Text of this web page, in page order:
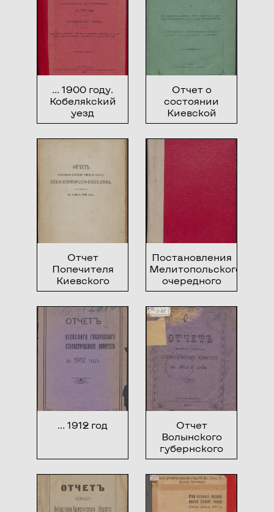
… 1900 году.
Кобелякский
уезд
Отчет о
состоянии
Киевской
первой
гимназии в
1877/78 учебном
году и Речь,
произнесенная
директором
Киевской
первой
гимназии
Андрияшевым
на
торжественном
акте той
гимназии, 24
сентября 1878
необходимости
взаимодействия
семьи и школы
в деле
воспитания и
обучения
Отчет
Попечителя
Киевского
учебного
округа, князя
Ширинского-
Шихматова,
представленный
в ноябре 1865
года
Постановления
Мелитопольского
очередного
уездного
земского
собрания
… 1912 год
Отчет
Волынского
губернского
статистического
комитета за
1913-й год